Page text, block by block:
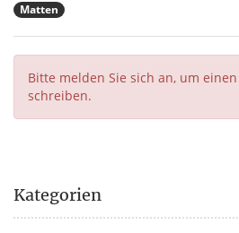
Matten
Bitte melden Sie sich an, um
schreiben.
Kategorien